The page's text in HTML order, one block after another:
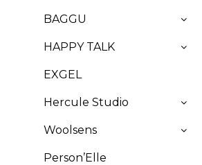
BAGGU
HAPPY TALK
EXGEL
Hercule Studio
Woolsens
Person’Elle